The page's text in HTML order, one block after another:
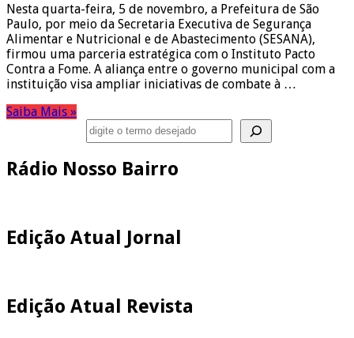
Nesta quarta-feira, 5 de novembro, a Prefeitura de São
Paulo, por meio da Secretaria Executiva de Segurança
Alimentar e Nutricional e de Abastecimento (SESANA),
firmou uma parceria estratégica com o Instituto Pacto
Contra a Fome. A aliança entre o governo municipal com a
instituição visa ampliar iniciativas de combate à …
Saiba Mais »
Rádio Nosso Bairro
Edição Atual Jornal
Edição Atual Revista